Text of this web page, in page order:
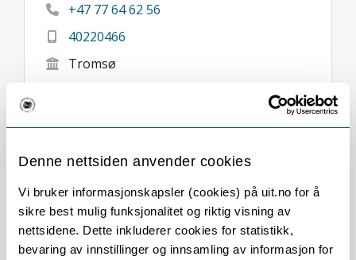
Denne nettsiden anvender cookies
Vi bruker informasjonskapsler (cookies) på uit.no for å
sikre best mulig funksjonalitet og riktig visning av
nettsidene. Dette inkluderer cookies for statistikk,
bevaring av innstillinger og innsamling av informasjon for
+47 77 64 62 56
40220466
Tromsø
Om
Forskning og undervisning
Publikasjoner
Her finner du meg